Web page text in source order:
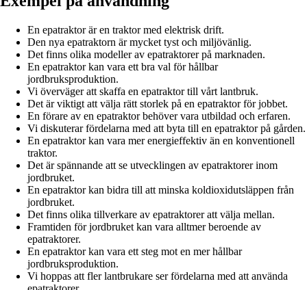
En epatraktor är en traktor med elektrisk drift.
Den nya epatraktorn är mycket tyst och miljövänlig.
Det finns olika modeller av epatraktorer på marknaden.
En epatraktor kan vara ett bra val för hållbar
jordbruksproduktion.
Vi överväger att skaffa en epatraktor till vårt lantbruk.
Det är viktigt att välja rätt storlek på en epatraktor för jobbet.
En förare av en epatraktor behöver vara utbildad och erfaren.
Vi diskuterar fördelarna med att byta till en epatraktor på gården.
En epatraktor kan vara mer energieffektiv än en konventionell
traktor.
Det är spännande att se utvecklingen av epatraktorer inom
jordbruket.
En epatraktor kan bidra till att minska koldioxidutsläppen från
jordbruket.
Det finns olika tillverkare av epatraktorer att välja mellan.
Framtiden för jordbruket kan vara alltmer beroende av
epatraktorer.
En epatraktor kan vara ett steg mot en mer hållbar
jordbruksproduktion.
Vi hoppas att fler lantbrukare ser fördelarna med att använda